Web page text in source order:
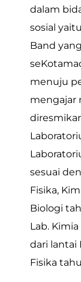
dalam
sosial
Band
menuju
mengajar
sesuai
Fisika,
Biologi
Lab.
dari lantai
Fisika